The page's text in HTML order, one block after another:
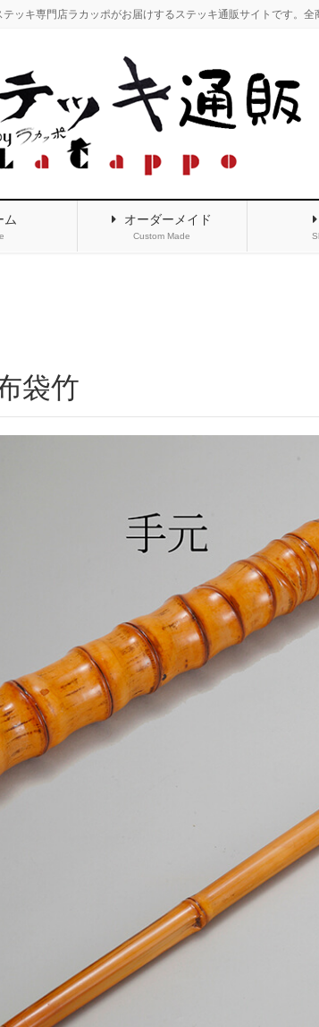
ッキ専門店ラカッポがお届けするステッキ通販サイトです。全
ム オーダーメイド
Custom Made
袋竹